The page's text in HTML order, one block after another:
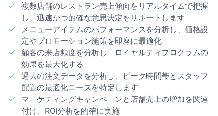
複数店舗のレストラン売上傾向をリアルタイムで把握
し、迅速かつ的確な意思決定をサポートします
メニューアイテムのパフォーマンスを分析し、価格設
定やプロモーション施策を即座に最適化
顧客の来店頻度を分析し、ロイヤルティプログラムの
効果を最大化する
過去の注文データを分析し、ピーク時間帯とスタッフ
配置の最適化ニーズを特定します
マーケティングキャンペーンと店舗売上の増加を関連
付け、ROI分析を的確に実施